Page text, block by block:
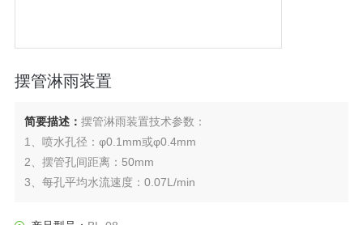
摆管淋雨装置
简要描述： 摆管淋雨装置技术参数：
1、喷水孔径：φ0.1mm或φ0.4mm
2、摆管孔间距离：50mm
3、每孔平均水流速度：0.07L/min